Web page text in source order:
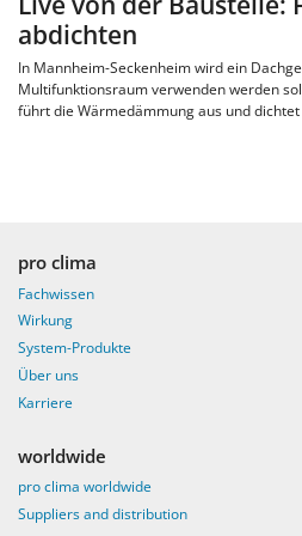
abdichten
In Mannheim-Seckenheim wird ein
Multifunktionsraum verwenden werden
führt die Wärmedämmung aus und
pro clima
Fachwissen
Wirkung
System-Produkte
Über uns
Karriere
worldwide
pro clima worldwide
Suppliers and distribution